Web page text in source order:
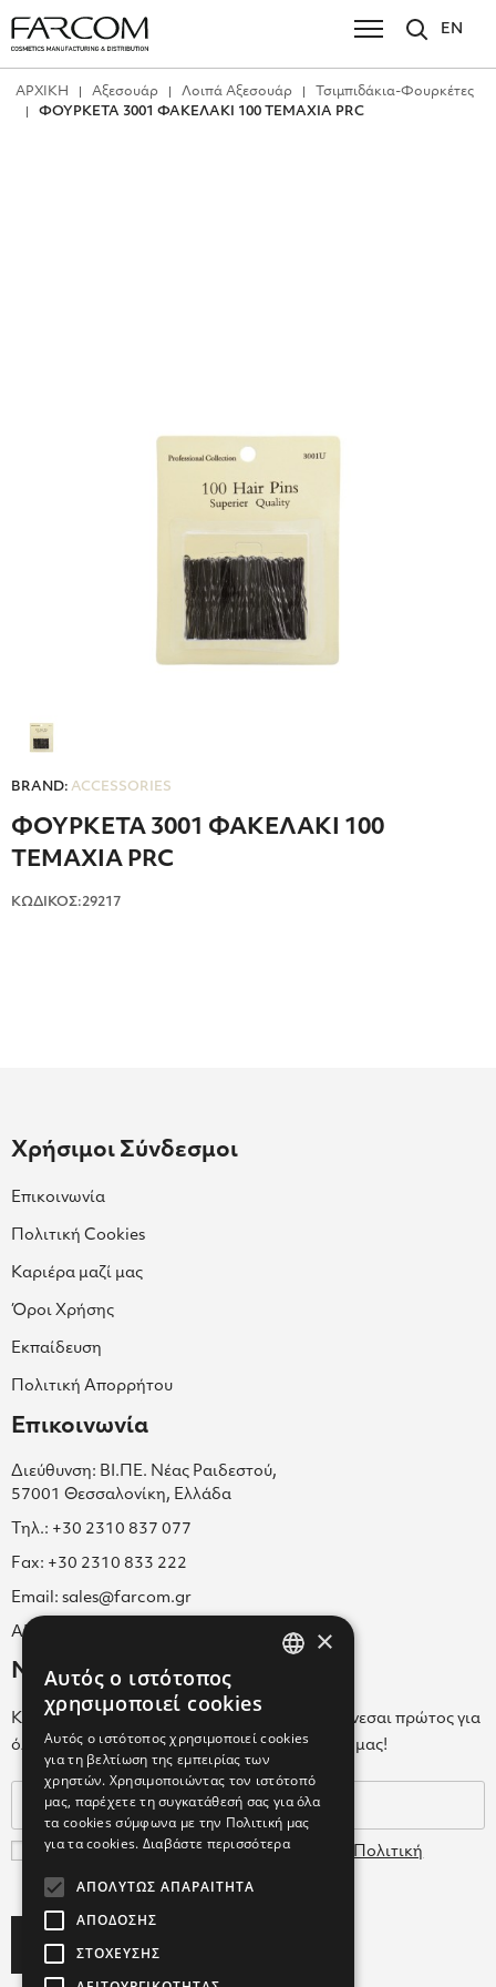
EN
ΑΡΧΙΚΗ Αξεσουάρ Λοιπά Αξεσουάρ
Τσιμπιδάκια-Φουρκέτες
ΦΟΥΡΚΕΤΑ 3001 ΦΑΚΕΛΑΚΙ 100 ΤΕΜΑΧΙΑ PRC
BRAND: ACCESSORIES
ΦΟΥΡΚΕΤΑ 3001 ΦΑΚΕΛΑΚΙ 100
ΤΕΜΑΧΙΑ PRC
ΚΩΔΙΚΟΣ:29217
Χρήσιμοι Σύνδεσμοι
Επικοινωνία
Πολιτική Cookies
Καριέρα μαζί μας
Όροι Χρήσης
Εκπαίδευση
Πολιτική Απορρήτου
Επικοινωνία
Διεύθυνση: ΒΙ.ΠΕ. Νέας Ραιδεστού,
57001 Θεσσαλονίκη, Ελλάδα
Τηλ.: +30 2310 837 077
Fax: +30 2310 833 222
Email: sales@farcom.gr
ΑΡ.Γ.Ε.ΜΗ. 038365205000
Newsletter
Κάνε εγγραφή στο Newsletter για να ενημερώνεσαι πρώτος για
όλα τα νέα μας και τα ολοκαίνουρια προϊόντα μας!
Συμφωνώ με τουςΌρους Χρήσης
Πολιτική
Δεδομένων
×
Αυτός ο ιστότοπος
χρησιμοποιεί cookies
Αυτός ο ιστότοπος χρησιμοποιεί cookies
για τη βελτίωση της εμπειρίας των
χρηστών. Χρησιμοποιώντας τον ιστότοπό
μας, παρέχετε τη συγκατάθεσή σας για όλα
τα cookies σύμφωνα με την Πολιτική μας
για τα cookies. Διαβάστε περισσότερα
ΑΠΟΛΎΤΩΣ ΑΠΑΡΑΊΤΗΤΑ
ΑΠΌΔΟΣΗΣ
ΣΤΌΧΕΥΣΗΣ